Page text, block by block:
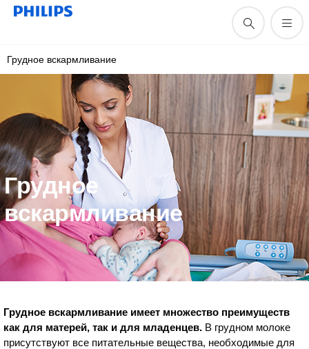
Грудное вскармливание
Грудное
вскармливание
Грудное вскармливание имеет множество преимуществ
как для матерей, так и для младенцев. В грудном молоке
присутствуют все питательные вещества, необходимые для